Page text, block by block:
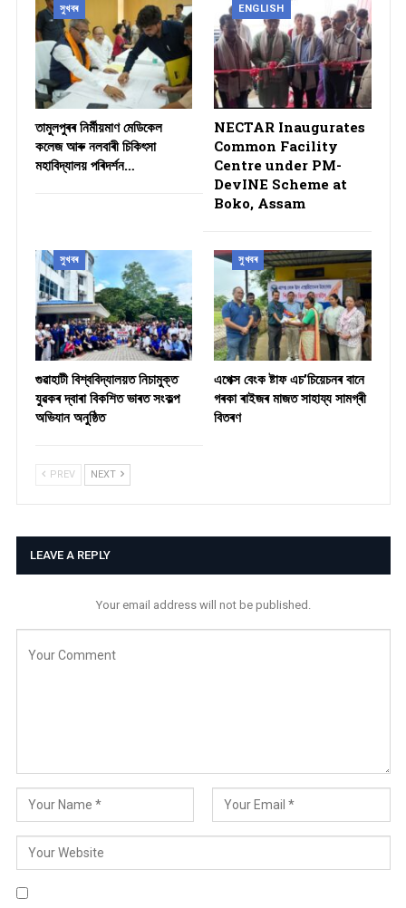
সুখবৰ
তামুলপুৰৰ নিৰ্মীয়মাণ মেডিকেল
কলেজ আৰু নলবাৰী চিকিৎসা
মহাবিদ্যালয় পৰিদৰ্শন…
ENGLISH
NECTAR Inaugurates
Common Facility
Centre under PM-
DevINE Scheme at
Boko, Assam
সুখবৰ
গুৱাহাটী বিশ্ববিদ্যালয়ত নিচামুক্ত
যুৱকৰ দ্বাৰা বিকশিত ভাৰত সংকল্প
অভিযান অনুষ্ঠিত
সুখবৰ
​এপেক্স বেংক ষ্টাফ এচ’চিয়েচনৰ বানে
গৰকা ৰাইজৰ মাজত সাহায্য সামগ্ৰী
বিতৰণ ​
PREV NEXT
LEAVE A REPLY
Your email address will not be published.